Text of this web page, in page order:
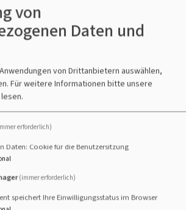
anschl. Kirchenkaffee und
Kulmbach
Burghaig
von
Daten und
von Drittanbietern auswählen,
Für weitere Informationen bitte unsere
lesen.
erforderlich)
Daten: Cookie für die Benutzersitzung
(immer erforderlich)
speichert Ihre Einwilligungsstatus im Browser